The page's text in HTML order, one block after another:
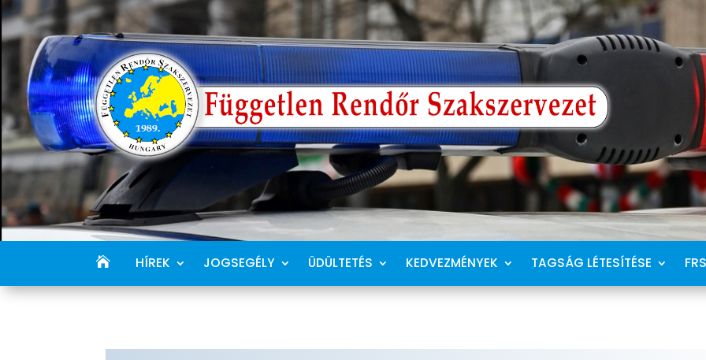
HÍREK JOGSEGÉLY ÜDÜLTETÉS KEDVEZMÉNYEK TAGSÁG LÉTESÍTÉSE